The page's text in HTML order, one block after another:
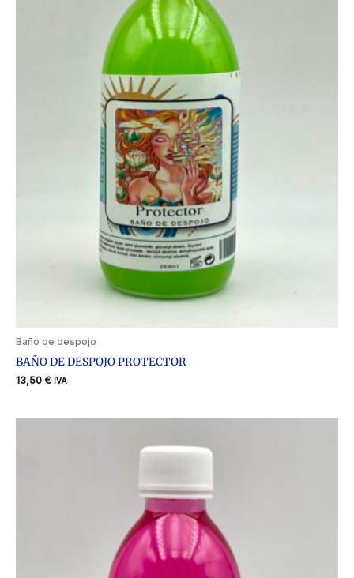
Baño de despojo
BAÑO DE DESPOJO PROTECTOR
13,50 € IVA